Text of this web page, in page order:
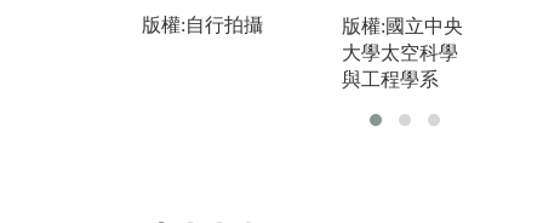
版權:自行拍攝
過實際實驗操
作，實驗驗證
所學理論
版權:國立中央
大學太空科學
與工程學系